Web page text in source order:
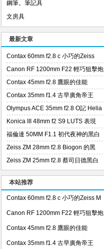
鋼筆。筆記具
文房具
最新文章
Contax 60mm f2.8 c 小巧的Zeiss
Canon RF 1200mm F22 輕巧狙擊炮
Contax 45mm f2.8 鷹眼的佳能
Contax 35mm f1.4 古早廣角帝王
Olympus ACE 35mm f2.8 O記 Helia
Konica III 48mm f2 S9 LUTS 表現
福倫達 50MM F1.1 初代夜神的黑白
Zeiss ZM 28mm f2.8 Biogon 的黑
Zeiss ZM 25mm f2.8 蔡司日德黑白
本站推荐
Contax 60mm f2.8 c 小巧的Zeiss M
Canon RF 1200mm F22 輕巧狙擊炮
Contax 45mm f2.8 鷹眼的佳能
Contax 35mm f1.4 古早廣角帝王